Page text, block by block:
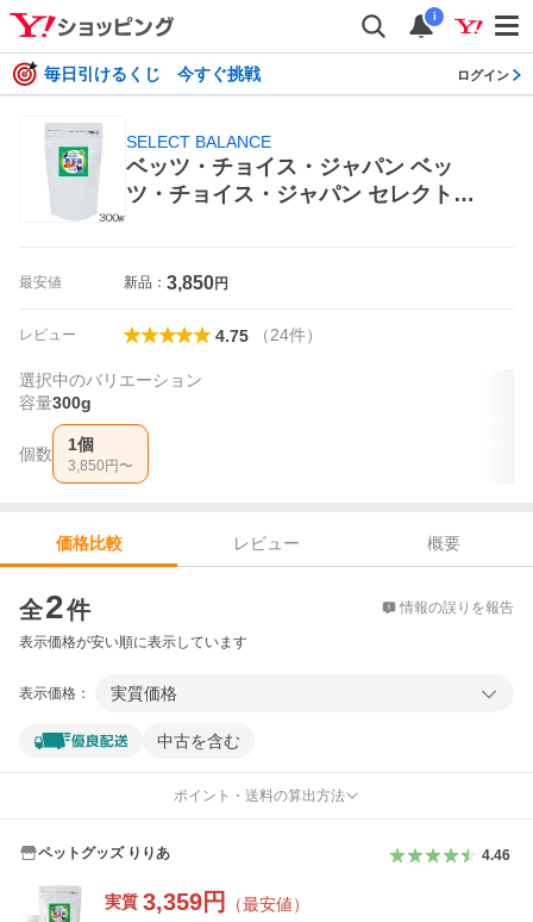
i
毎日引けるくじ 今すぐ挑戦 ログイン
SELECT BALANCE
ベッツ・チョイス・ジャパン ベッ
ツ・チョイス・ジャパン セレクトバ
犬用サプリメント
最安値 新品： 3,850円
レビュー 4.75 （24件）
選択中のバリエーション
容量300g
個数 1個
3,850 円〜
価格比較 レビュー
概要
全2件 情報の誤りを報告
表示価格が安い順に表示しています
表示価格： 実質価格
中古を含む
ポイント・送料の算出方法
ペットグッズ りりあ 4.46
実質 3,359円 （最安値）